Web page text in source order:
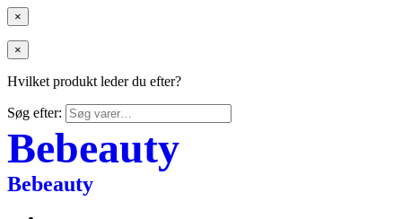
×
×
Hvilket produkt leder du efter?
Søg efter:
Bebeauty
Bebeauty